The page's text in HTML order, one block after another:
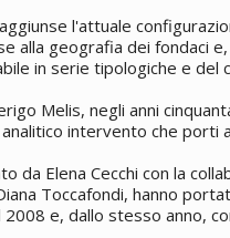
l'attuale
alla geografia dei fondaci
in serie tipologiche e del
Melis, negli anni
intervento che porti
da Elena Cecchi con la
Toccafondi, hanno
e, dallo stesso anno,